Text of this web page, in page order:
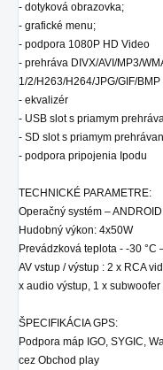
- dotyková obrazovka;
- grafické menu;
- podpora 1080P HD Video
- prehráva DIVX/AVI/MP3/
1/2/H263/H264/JPG/GIF/BMP
- ekvalizér
- USB slot s priamym
- SD slots priamym
- podpora pripojenia Ipodu
TECHNICKÉ PARAMETRE:
Operačný systém –
Hudobný výkon: 4x50W
Prevádzková teplota - -30 °C
AV vstup / výstup : 2 x RCA
x audio výstup, 1 x
ŠPECIFIKÁCIA GPS:
Podpora máp IGO, SYGIC,
cez Obchod play